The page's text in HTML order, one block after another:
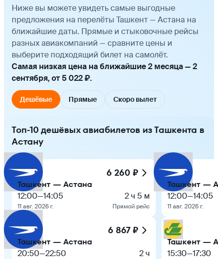
Ниже вы можете увидеть самые выгодные
предложения на перелёты Ташкент — Астана на
ближайшие даты. Прямые и стыковочные рейсы
разных авиакомпаний — сравните цены и
выберите подходящий билет на самолёт.
Самая низкая цена на ближайшие 2 месяца — 2
сентября, от 5 022 ₽.
Дешёвые Прямые Скоро вылет
Топ-10 дешёвых авиабилетов из Ташкента в
Астану
6 260 ₽
Ташкент — Астана
12:00—14:05
11 авг. 2026 г.
2 ч 5 м
Прямой рейс
6 867 ₽
Ташкент — Астана
20:50—22:50 2 ч
Ташкент —
12:00—14:05
11 авг. 2026 г.
Ташкент —
15:30—17:30